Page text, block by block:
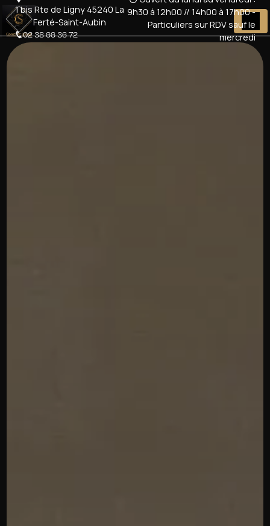
1 bis Rte de Ligny 45240 La
Ferté-Saint-Aubin
02 38 66 36 72
9h30 à 12h00 // 14h00 à 17h00 -
Particuliers sur RDV sauf le
mercredi
Panneau de gestion des cookies